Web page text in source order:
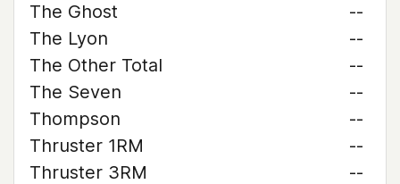
The Ghost
--
The Lyon
--
The Other Total
--
The Seven
--
Thompson
--
Thruster 1RM
--
Thruster 3RM
--